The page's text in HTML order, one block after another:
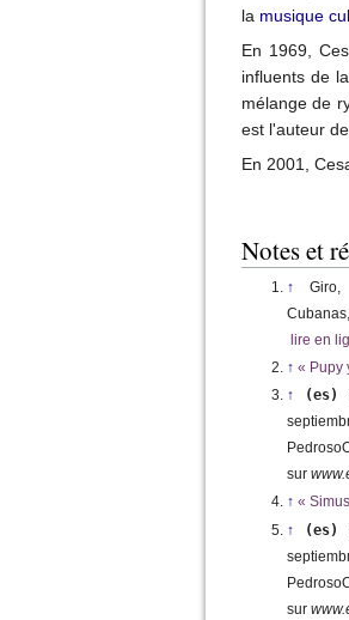
la musique
En 1969,
influents de
mélange de
est l'auteur
En 2001,
Notes et
↑ Giro,
Cubanas,
lire en
↑ « Pupy
↑
(es)
sur
↑ «
↑
(es)
sur